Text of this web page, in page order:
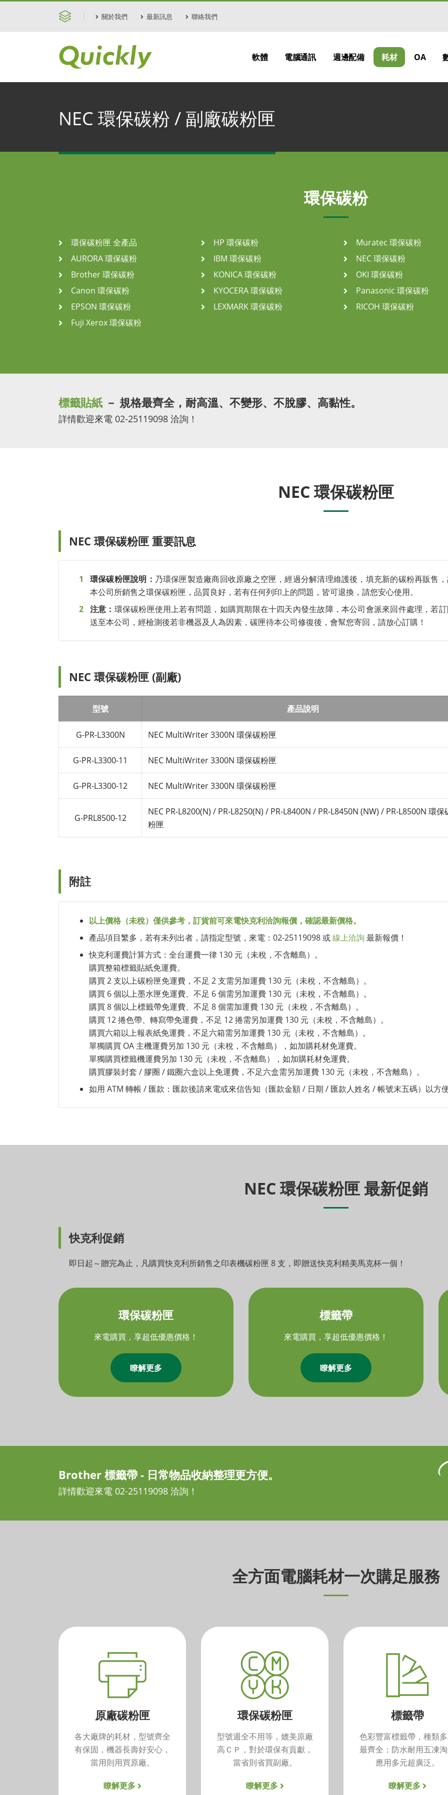
關於我們 最新訊息 聯絡我們
軟體 電腦通訊 週邊配備 耗材 OA
NEC 環保碳粉 / 副廠碳粉匣
環保碳粉
環保碳粉匣 全產品
AURORA 環保碳粉
Brother 環保碳粉
Canon 環保碳粉
EPSON 環保碳粉
Fuji Xerox 環保碳粉
HP 環保碳粉
IBM 環保碳粉
KONICA 環保碳粉
KYOCERA 環保碳粉
LEXMARK 環保碳粉
Muratec 環保碳粉
NEC 環保碳粉
OKI 環保碳粉
Panasonic 環保碳粉
RICOH 環保碳粉
標籤貼紙 － 規格最齊全，耐高溫、不變形、不脫膠、高黏性。
詳情歡迎來電 02-25119098 洽詢！
NEC 環保碳粉匣
NEC 環保碳粉匣 重要訊息
環保碳粉匣說明： 乃環保匣製造廠商回收原廠之空匣，經過分解清理維護後，填充新的碳粉再販售
本公司所銷售之環保碳粉匣，品質良好，若有任何列印上的問題，皆可退換，請您安心使用。
注意： 環保碳粉匣使用上若有問題，如購買期限在十四天內發生故障，本公司會派來回件處理，若
送至本公司，經檢測後若非機器及人為因素，碳匣待本公司修復後，會幫您寄回，請放心訂購！
NEC 環保碳粉匣 (副廠)
型號 產品說明
G-PR-L3300N NEC MultiWriter 3300N 環保碳粉匣
G-PR-L3300-11 NEC MultiWriter 3300N 環保碳粉匣
G-PR-L3300-12 NEC MultiWriter 3300N 環保碳粉匣
G-PRL8500-12
NEC PR-L8200(N) / PR-L8250(N) / PR-L8400N / PR-L8450N (NW) / PR-L8500N 環保
粉匣
附註
以上價格（未稅）僅供參考，訂貨前可來電快克利洽詢報價，確認最新價格。
產品項目繁多，若有未列出者，請指定型號，來電：02-25119098 或線上洽詢 最新報價！
快克利運費計算方式：全台運費一律 130 元（未稅，不含離島）。
購買整箱標籤貼紙免運費。
購買 2 支以上碳粉匣免運費，不足 2 支需另加運費 130 元（未稅，不含離島）。
購買 6 個以上墨水匣免運費、不足 6 個需另加運費 130 元（未稅，不含離島）。
購買 8 個以上標籤帶免運費、不足 8 個需加運費 130 元（未稅，不含離島）。
購買 12 捲色帶、轉寫帶免運費，不足 12 捲需另加運費 130 元（未稅，不含離島）。
購買六箱以上報表紙免運費，不足六箱需另加運費 130 元（未稅，不含離島）。
單獨購買 OA 主機運費另加 130 元（未稅，不含離島），如加購耗材免運費。
單獨購買標籤機運費另加 130 元（未稅，不含離島），如加購耗材免運費。
購買膠裝封套 / 膠圈 / 鐵圈六盒以上免運費，不足六盒需另加運費 130 元（未稅，不含離島）。
如用 ATM 轉帳 / 匯款：匯款後請來電或來信告知（匯款金額 / 日期 / 匯款人姓名 / 帳號末五碼）以方
NEC 環保碳粉匣 最新促銷
快克利促銷
即日起～贈完為止，凡購買快克利所銷售之印表機碳粉匣 8 支，即贈送快克利精美馬克杯一個！
環保碳粉匣
來電購買，享超低優惠價格！
瞭解更多
標籤帶
來電購買，享超低優惠價格！
瞭解更多
Brother 標籤帶 - 日常物品收納整理更方便。
詳情歡迎來電 02-25119098 洽詢！
全方面電腦耗材一次購足服務
原廠碳粉匣
各大廠牌的耗材，型號齊全
有保固，機器長壽好安心，
當用則用買原廠。
瞭解更多
環保碳粉匣
型號週全不用等，媲美原廠
高ＣＰ，對於環保有貢獻，
當省則省買副廠。
瞭解更多
標籤帶
色彩豐富標籤帶，種類
最齊全；防水耐用五凍
應用多元超廣泛。
瞭解更多